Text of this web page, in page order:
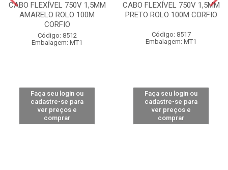
CABO FLEXÍVEL 750V 1,5MM
AMARELO ROLO 100M
CORFIO
Código: 8512
Embalagem: MT1
Faça seu login ou
cadastre-se para
ver preços e
comprar
CABO FLEXÍVEL 750V 1,5MM
PRETO ROLO 100M CORFIO
Código: 8517
Embalagem: MT1
Faça seu login ou
cadastre-se para
ver preços e
comprar